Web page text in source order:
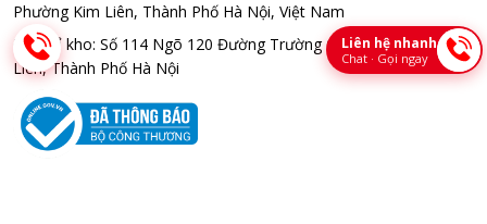
Phường Kim Liên, Thành Phố Hà Nội, Việt Nam
Địa chỉ kho: Số 114 Ngõ 120 Đường Trường Chinh , Phường Kim
Liên, Thành Phố Hà Nội
Liên hệ nhanh
Chat · Gọi ngay